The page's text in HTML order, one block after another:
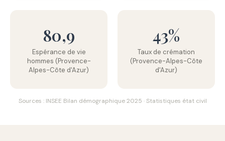
80,9
Espérance de vie
hommes (Provence-
Alpes-Côte d'Azur)
43%
Taux de crémation
(Provence-Alpes-Côte
d'Azur)
Sources : INSEE Bilan démographique 2025 · Statistiques état civil